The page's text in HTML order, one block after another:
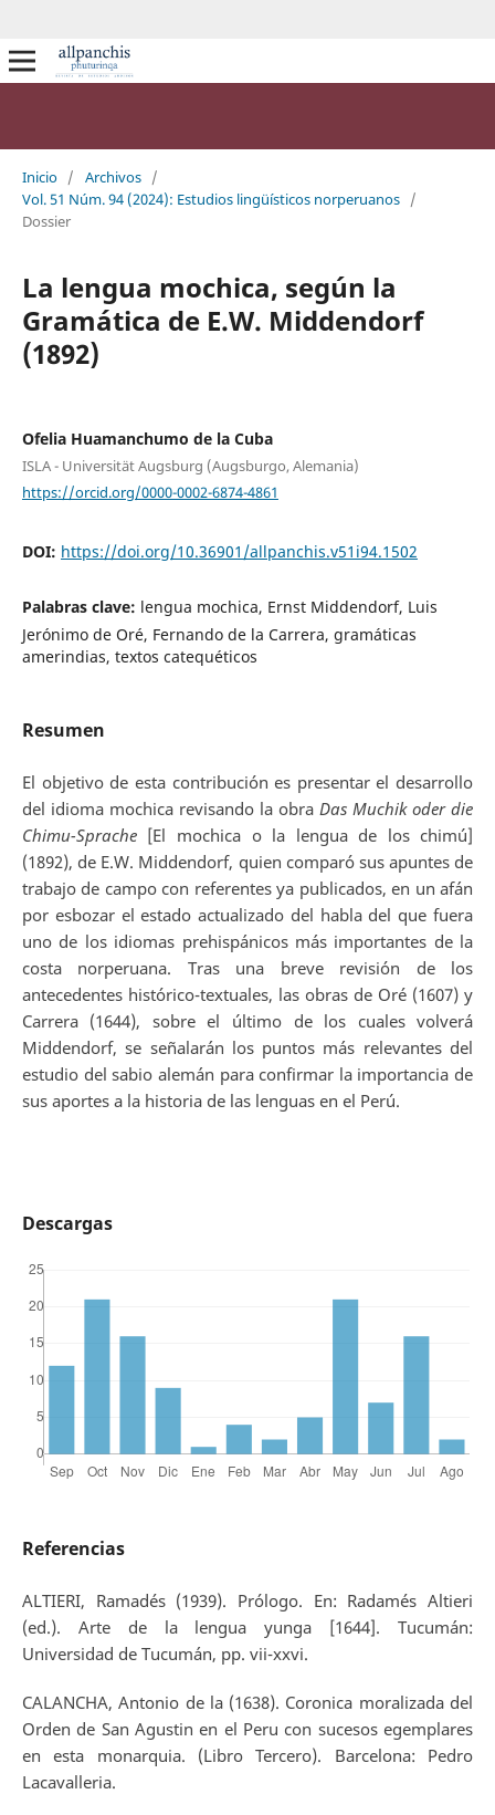
Inicio / Archivos /
Vol. 51 Núm. 94 (2024): Estudios lingüísticos norperuanos /
Dossier
La lengua mochica, según la
Gramática de E.W. Middendorf
(1892)
Ofelia Huamanchumo de la Cuba
ISLA - Universität Augsburg (Augsburgo, Alemania)
https://orcid.org/0000-0002-6874-4861
DOI: https://doi.org/10.36901/allpanchis.v51i94.1502
Palabras clave: lengua mochica, Ernst Middendorf, Luis
Jerónimo de Oré, Fernando de la Carrera, gramáticas
amerindias, textos catequéticos
Resumen
El objetivo de esta contribución es presentar el desarrollo
del idioma mochica revisando la obra Das Muchik oder die
Chimu-Sprache [El mochica o la lengua de los chimú]
(1892), de E.W. Middendorf, quien comparó sus apuntes de
trabajo de campo con referentes ya publicados, en un afán
por esbozar el estado actualizado del habla del que fuera
uno de los idiomas prehispánicos más importantes de la
costa norperuana. Tras una breve revisión de los
antecedentes histórico-textuales, las obras de Oré (1607) y
Carrera (1644), sobre el último de los cuales volverá
Middendorf, se señalarán los puntos más relevantes del
estudio del sabio alemán para confirmar la importancia de
sus aportes a la historia de las lenguas en el Perú.
Descargas
Referencias
ALTIERI, Ramadés (1939). Prólogo. En: Radamés Altieri
(ed.). Arte de la lengua yunga [1644]. Tucumán:
Universidad de Tucumán, pp. vii-xxvi.
CALANCHA, Antonio de la (1638). Coronica moralizada del
Orden de San Agustin en el Peru con sucesos egemplares
en esta monarquia. (Libro Tercero). Barcelona: Pedro
Lacavalleria.